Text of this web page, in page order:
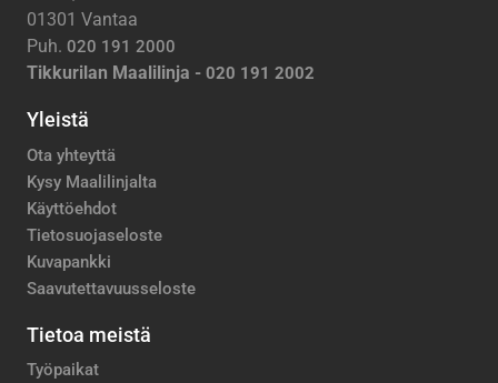
01301 Vantaa
Puh. 020 191 2000
Tikkurilan Maalilinja - 020 191 2002
Yleistä
Ota yhteyttä
Kysy Maalilinjalta
Käyttöehdot
Tietosuojaseloste
Kuvapankki
Saavutettavuusseloste
Tietoa meistä
Työpaikat